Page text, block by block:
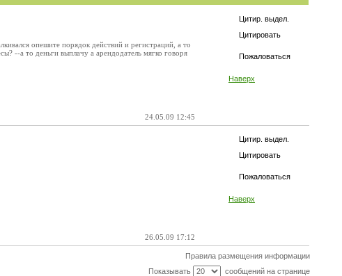
Цитир. выдел.
Цитировать
Пожаловаться
Наверх
опешите порядок действий и регистраций, а то
--а то деньги выплачу а арендодатель мягко говоря
24.05.09 12:45
Цитир. выдел.
Цитировать
Пожаловаться
Наверх
26.05.09 17:12
Правила размещения информации
Показывать
сообщений на странице